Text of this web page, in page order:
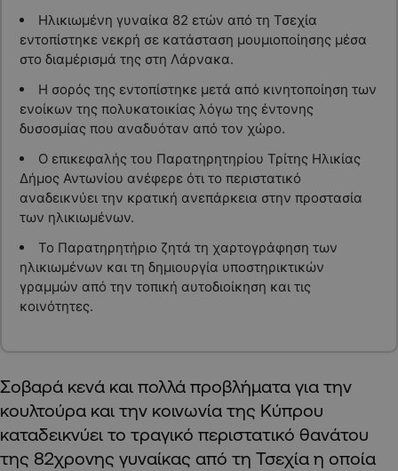
Ηλικιωμένη γυναίκα 82 ετών από τη Τσεχία
εντοπίστηκε νεκρή σε κατάσταση μουμιοποίησης μέσα
στο διαμέρισμά της στη Λάρνακα.
Η σορός της εντοπίστηκε μετά από κινητοποίηση των
ενοίκων της πολυκατοικίας λόγω της έντονης
δυσοσμίας που αναδυόταν από τον χώρο.
Ο επικεφαλής του Παρατηρητηρίου Τρίτης Ηλικίας
Δήμος Αντωνίου ανέφερε ότι το περιστατικό
αναδεικνύει την κρατική ανεπάρκεια στην προστασία
των ηλικιωμένων.
Το Παρατηρητήριο ζητά τη χαρτογράφηση των
ηλικιωμένων και τη δημιουργία υποστηρικτικών
γραμμών από την τοπική αυτοδιοίκηση και τις
κοινότητες.
Σοβαρά κενά και πολλά προβλήματα για την
κουλτούρα και την κοινωνία της Κύπρου
καταδεικνύει το τραγικό περιστατικό θανάτου
της 82χρονης γυναίκας από τη Τσεχία η οποία